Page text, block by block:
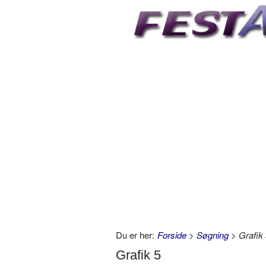
Du er her: Forside > Søgning> Grafik
Grafik 5